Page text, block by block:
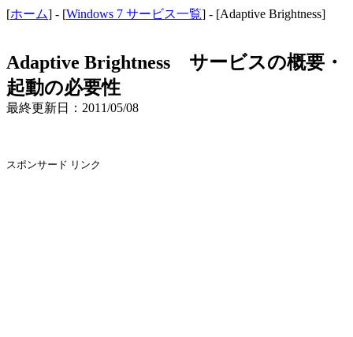
[ホーム] - [Windows 7 サービス一覧] - [Adaptive Brightness]
Adaptive Brightness サービスの概要・
起動の必要性
最終更新日：2011/05/08
スポンサード リンク